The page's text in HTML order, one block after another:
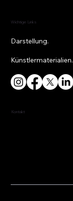
Wichtige Links
Darstellung.
Künstlermaterialien.
Kontakt